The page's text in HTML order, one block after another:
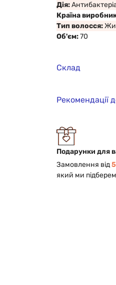
Дія:
Країна
Тип волосся:
Об'єм:70
Склад
Рекомендації
Подарунки для
Замовлення від
який ми